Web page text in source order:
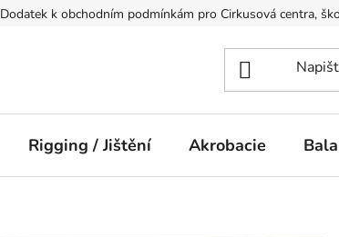
Dodatek k obchodním podmínkám pro Cirkusová centra,
Rigging / Jištění Akrobacie